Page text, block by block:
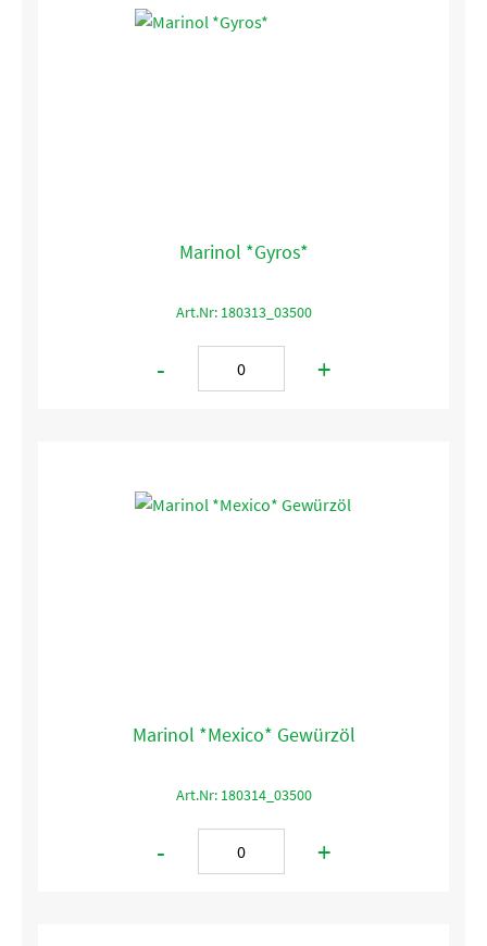
Marinol *Gyros*
Art.Nr: 180313_03500
- +
Marinol *Mexico* Gewürzöl
Art.Nr: 180314_03500
- +